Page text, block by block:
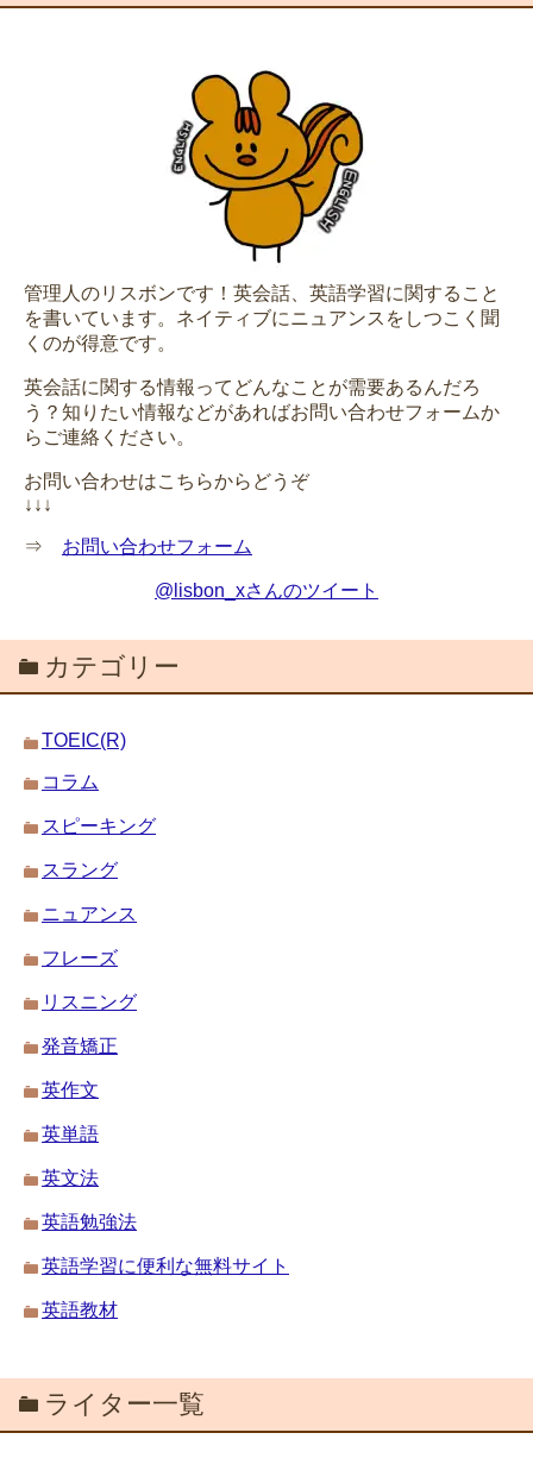
管理人のリスボンです！英会話、英語学習に関すること
を書いています。ネイティブにニュアンスをしつこく聞
くのが得意です。
英会話に関する情報ってどんなことが需要あるんだろ
う？知りたい情報などがあればお問い合わせフォームか
らご連絡ください。
お問い合わせはこちらからどうぞ
↓↓↓
⇒ お問い合わせフォーム
@lisbon_xさんのツイート
カテゴリー
TOEIC(R)
コラム
スピーキング
スラング
ニュアンス
フレーズ
リスニング
発音矯正
英作文
英単語
英文法
英語勉強法
英語学習に便利な無料サイト
英語教材
ライター一覧